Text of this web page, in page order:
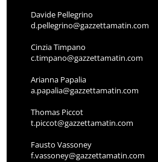
Davide Pellegrino
d.pellegrino@gazzettamatin.com
Cinzia Timpano
c.timpano@gazzettamatin.com
Arianna Papalia
a.papalia@gazzettamatin.com
Thomas Piccot
t.piccot@gazzettamatin.com
Fausto Vassoney
f.vassoney@gazzettamatin.com